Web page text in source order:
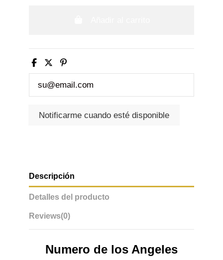
Descripción
Detalles del producto
Reviews(0)
Numero de los Angeles